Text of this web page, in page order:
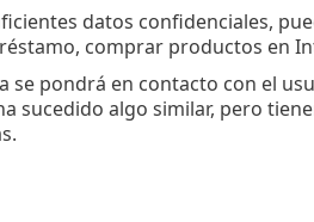
datos confidenciales,
comprar productos en
se pondrá en contacto con el
sucedido algo similar, pero